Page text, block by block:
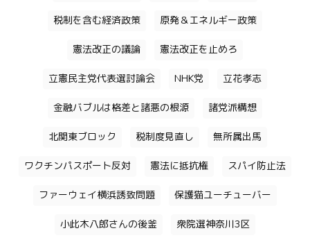
税制を含む経済政策 原発＆エネルギー政策
憲法改正の議論 憲法改正を止めろ
立憲民主党代表選討論会 NHK党 立花孝志
金融バブルは格差と諸悪の根源 諸党派構想
北関東ブロック 税制度見直し 無所属出馬
ワクチンパスポート反対 憲法に抵抗権 スパイ防止法
ファーウェイ横浜誘致問題 保護猫ユーチューバー
小此木八郎さんの後釜 衆院選神奈川3区